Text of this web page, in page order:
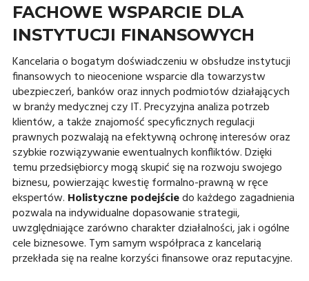
FACHOWE WSPARCIE DLA
INSTYTUCJI FINANSOWYCH
Kancelaria o bogatym doświadczeniu w obsłudze instytucji
finansowych to nieocenione wsparcie dla towarzystw
ubezpieczeń, banków oraz innych podmiotów działających
w branży medycznej czy IT. Precyzyjna analiza potrzeb
klientów, a także znajomość specyficznych regulacji
prawnych pozwalają na efektywną ochronę interesów oraz
szybkie rozwiązywanie ewentualnych konfliktów. Dzięki
temu przedsiębiorcy mogą skupić się na rozwoju swojego
biznesu, powierzając kwestię formalno-prawną w ręce
ekspertów. Holistyczne podejściedo każdego zagadnienia
pozwala na indywidualne dopasowanie strategii,
uwzględniające zarówno charakter działalności, jak i ogólne
cele biznesowe. Tym samym współpraca z kancelarią
przekłada się na realne korzyści finansowe oraz reputacyjne.